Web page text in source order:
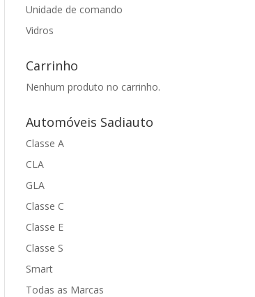
Unidade de comando
Vidros
Carrinho
Nenhum produto no carrinho.
Automóveis Sadiauto
Classe A
CLA
GLA
Classe C
Classe E
Classe S
Smart
Todas as Marcas